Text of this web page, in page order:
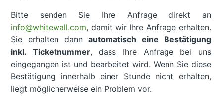
Bitte senden Sie Ihre Anfrage direkt an
info@whitewall.com, damit wir Ihre Anfrage erhalten.
Sie erhalten dannautomatisch eine Bestätigung
inkl. Ticketnummer, dass Ihre Anfrage bei uns
eingegangen ist und bearbeitet wird. Wenn Sie diese
Bestätigung innerhalb einer Stunde nicht erhalten,
liegt möglicherweise ein Problem vor.